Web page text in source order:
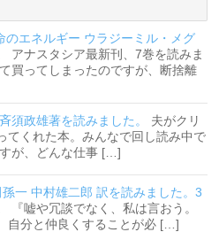
のエネルギー ウラジーミル・メグ
アナスタシア最新刊、7巻を読みま
買ってしまったのですが、断捨離
須政雄著を読みました。
夫がクリ
てくれた本。みんなで回し読み中で
が、どんな仕事 […]
一 中村雄二郎 訳を読みました。3
『嘘や冗談でなく、私は言おう。
自分と仲良くすることが必 […]